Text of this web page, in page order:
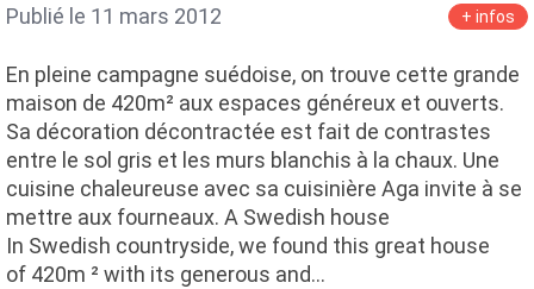
Publié le 11 mars 2012 + infos
En pleine campagne suédoise, on trouve cette grande
maison de 420m² aux espaces généreux et ouverts.
Sa décoration décontractée est fait de contrastes
entre le sol gris et les murs blanchis à la chaux. Une
cuisine chaleureuse avec sa cuisinière Aga invite à se
mettre aux fourneaux. A Swedish house
In Swedish countryside, we found this great house
of 420m ² with its generous and…